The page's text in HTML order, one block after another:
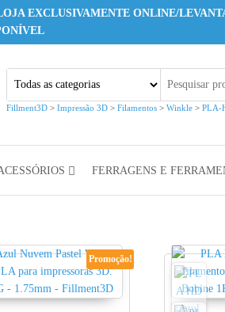
EXCLUSIVAMENTE ONLINE/
Fillment3D > Impressão 3D > Filamentos > Winkle > PLA-
FERRAGENS E
Promoção!